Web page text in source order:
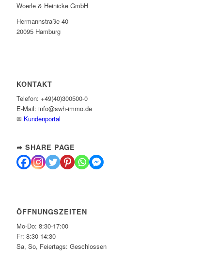
Woerle & Heinicke GmbH
Hermannstraße 40
20095 Hamburg
KONTAKT
Telefon: +49(40)300500-0
E-Mail: info@swh-immo.de
✉ Kundenportal
➦ SHARE PAGE
ÖFFNUNGSZEITEN
Mo-Do: 8:30-17:00
Fr: 8:30-14:30
Sa, So, Feiertags: Geschlossen